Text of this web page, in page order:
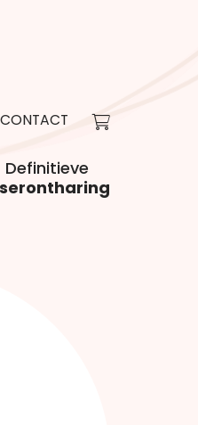
CONTACT
Definitieve